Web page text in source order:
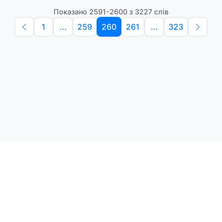
Показано 2591-2600 з 3227 слів
1 ... 259 260 261 ... 323